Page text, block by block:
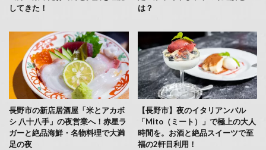
してきた！
は？
長野市の新店居酒屋「米とアカボ
シ 八十八手」の夜営業へ！赤星ラ
ガーと絶品海鮮・名物料理で大満
足の夜
【長野市】夜のイタリアンバル
「Mito（ミート）」で極上の大人
時間を。お酒と絶品スイーツで至
福の2軒目利用！